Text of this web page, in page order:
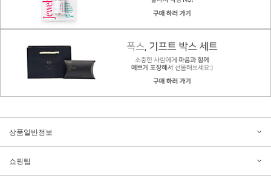
상품일반정보
쇼핑팁